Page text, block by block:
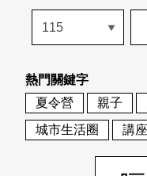
歷史專題
活動列表
地圖搜尋
關於我們
關於我們
刊物索取地點
會員基本資料
刊登活動
網站導覽
日本語
熱門關鍵字
夏令營
親子
城市生活圈
講座